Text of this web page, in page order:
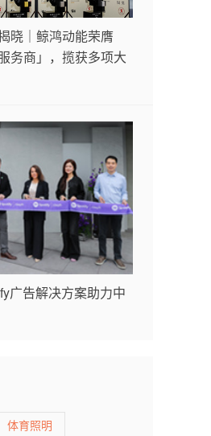
晓｜鲸鸿动能荣膺
务商」，揽获多项大
广告解决方案助力中
体育照明